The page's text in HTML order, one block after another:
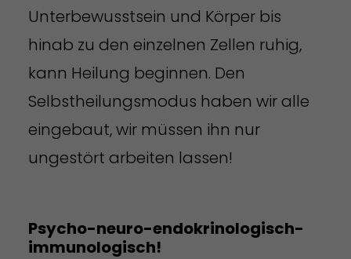
Unterbewusstsein und Körper bis
hinab zu den einzelnen Zellen ruhig,
kann Heilung beginnen. Den
Selbstheilungsmodus haben wir alle
eingebaut, wir müssen ihn nur
ungestört arbeiten lassen!
Psycho-neuro-endokrinologisch-
immunologisch!